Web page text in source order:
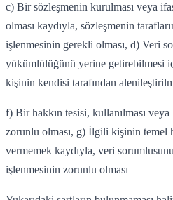
c) Bir sözleşmenin kurulması veya
olması kaydıyla, sözleşmenin
işlenmesinin gerekli olması, d) Veri
yükümlülüğünü yerine getirebilmesi
kişinin kendisi tarafından
f) Bir hakkın tesisi, kullanılması
zorunlu olması, g) İlgili kişinin temel
vermemek kaydıyla, veri
işlenmesinin zorunlu olması